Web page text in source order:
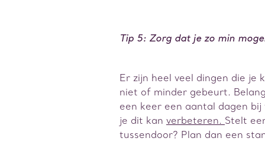
Tip 5: Zorg dat je zo min
Er zijn heel veel dingen die je
niet of minder gebeurt.
een keer een aantal dagen
je dit kan verbeteren. Stelt
tussendoor? Plan dan een